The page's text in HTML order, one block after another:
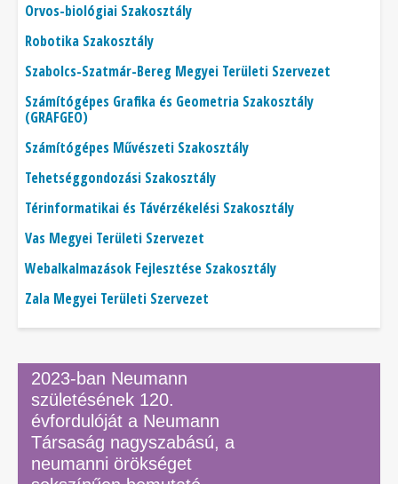
Orvos-biológiai Szakosztály
Robotika Szakosztály
Szabolcs-Szatmár-Bereg Megyei Területi Szervezet
Számítógépes Grafika és Geometria Szakosztály
(GRAFGEO)
Számítógépes Művészeti Szakosztály
Tehetséggondozási Szakosztály
Térinformatikai és Távérzékelési Szakosztály
Vas Megyei Területi Szervezet
Webalkalmazások Fejlesztése Szakosztály
Zala Megyei Területi Szervezet
2023-ban Neumann
születésének 120.
évfordulóját a Neumann
Társaság nagyszabású, a
neumanni örökséget